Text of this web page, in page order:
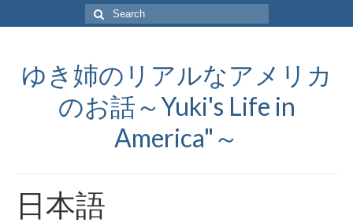
Search
for:
ゆき姉のリアルなアメリカ
のお話～Yuki's Life in
America"～
日本語